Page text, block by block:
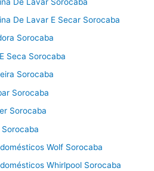
De Lavar E Secar Sorocaba
Sorocaba
Seca Sorocaba
Sorocaba
Sorocaba
Sorocaba
Wolf Sorocaba
Whirlpool Sorocaba